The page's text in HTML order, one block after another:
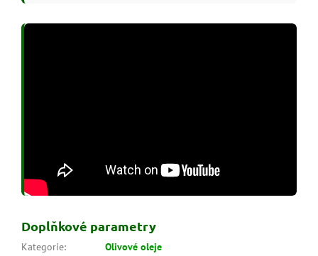
Doplňkové parametry
Kategorie: Olivové oleje